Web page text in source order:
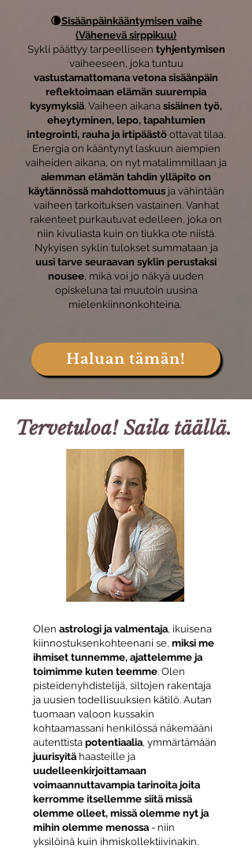
🌘Sisäänpäinkääntymisen vaihe
(Vähenevä sirppikuu)
Sykli päättyy tarpeelliseen tyhjentymisen
vaiheeseen, joka tuntuu
vastustamattomana vetona sisäänpäin
reflektoimaan elämän suurempia
kysymyksiä. Vaiheen aikana sisäinen työ,
eheytyminen, lepo, tapahtumien
integrointi, rauha ja irtipäästö ottavat tilaa.
Energia on kääntynyt laskuun aiempien
vaiheiden aikana, on nyt matalimmillaan ja
aiemman elämän tahdin ylläpito on
käytännössä mahdottomuusja vähintään
vaiheen tarkoituksen vastainen. Vanhat
rakenteet purkautuvat edelleen, joka on
niin kivuliasta kuin on tiukka ote niistä.
Nykyisen syklin tulokset summataan ja
uusi tarve seuraavan syklin perustaksi
nousee, mikä voi jo näkyä uuden
opiskeluna tai muutoin uusina
mielenkiinnonkohteina.
Haluan tämän!
Tervetuloa! Saila täällä.
Olen astrologi ja valmentaja, ikuisena
kiinnostuksenkohteenani se, miksi me
ihmiset tunnemme, ajattelemme ja
toimimme kuten teemme. Olen
pisteidenyhdistelijä, siltojen rakentaja
ja uusien todellisuuksien kätilö. Autan
tuomaan valoon kussakin
kohtaamassani henkilössä näkemääni
autenttista potentiaalia, ymmärtämään
juurisyitä haasteille ja
uudelleenkirjoittamaan
voimaannuttavampia tarinoita joita
kerromme itsellemme siitä missä
olemme olleet, missä olemme nyt ja
mihin olemme menossa - niin
yksilöinä kuin ihmiskollektiivinakin.